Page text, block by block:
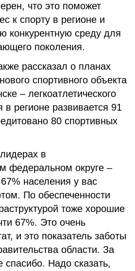
что это поможет
к спорту в регионе и
конкурентную среду для
поколения.
рассказал о планах
спортивного объекта
– легкоатлетического
регионе развивается 91
80 спортивных
в
федеральном округе –
населения у вас
По обеспеченности
тоже хорошие
67%. Это очень
и это показатель заботы
области. За
Надо сказать,